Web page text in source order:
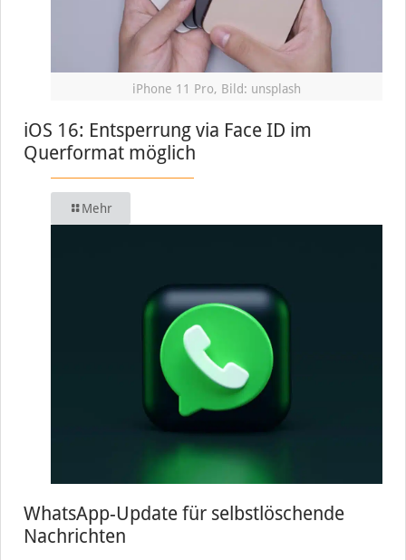
iPhone 11 Pro, Bild: unsplash
iOS 16: Entsperrung via Face ID im
Querformat möglich
Mehr
WhatsApp-Update für selbstlöschende
Nachrichten